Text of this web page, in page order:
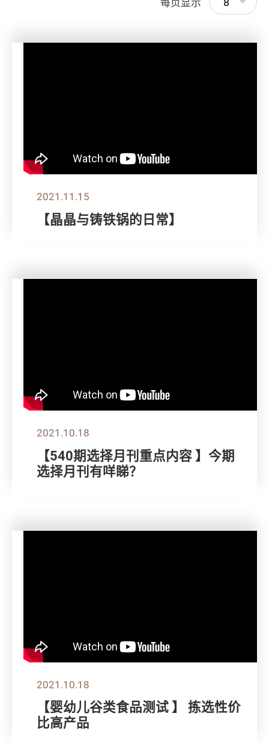
2021.11.15
【晶晶与铸铁锅的日常】
2021.10.18
【540期选择月刊重点内容 】今期
选择月刊有咩睇？
2021.10.18
【婴幼儿谷类食品测试 】 拣选性价
比高产品